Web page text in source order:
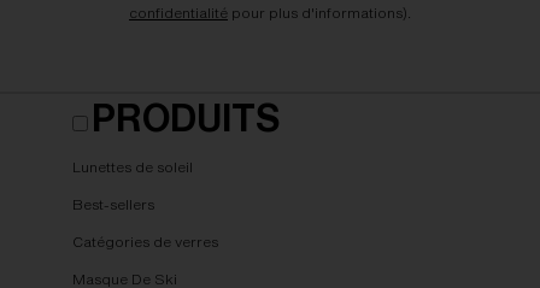
confidentialité pour plus d'informations).
PRODUITS
Lunettes de soleil
Best-sellers
Catégories de verres
Masque De Ski